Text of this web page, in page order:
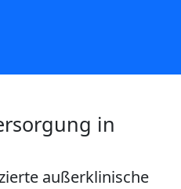
in
außerklinische